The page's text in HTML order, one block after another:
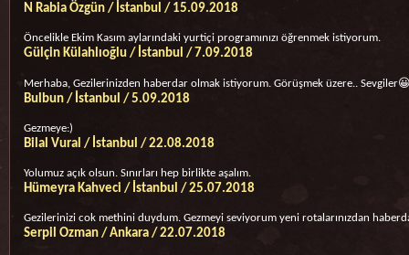
N Rabia Özgün / İstanbul / 15.09.2018
Öncelikle Ekim Kasım aylarındaki yurtiçi programınızı öğrenmek istiyorum.
Gülçin Külahlıoğlu / İstanbul / 7.09.2018
Merhaba, Gezilerinizden haberdar olmak istiyorum. Görüşmek üzere..
Bulbun / İstanbul / 5.09.2018
Gezmeye:)
Bilal Vural / İstanbul / 22.08.2018
Yolumuz açık olsun. Sınırları hep birlikte aşalım.
Hümeyra Kahveci / İstanbul / 25.07.2018
Gezilerinizi cok methini duydum. Gezmeyi seviyorum yeni rotalarınızdan
Serpil Ozman / Ankara / 22.07.2018